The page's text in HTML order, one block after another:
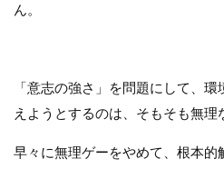
ん。
「意志の強さ」を問題にして、
えようとするのは、そもそも無理
早々に無理ゲーをやめて、根本的